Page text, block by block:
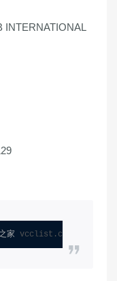
INTERNATIONAL
家 vcclist.com